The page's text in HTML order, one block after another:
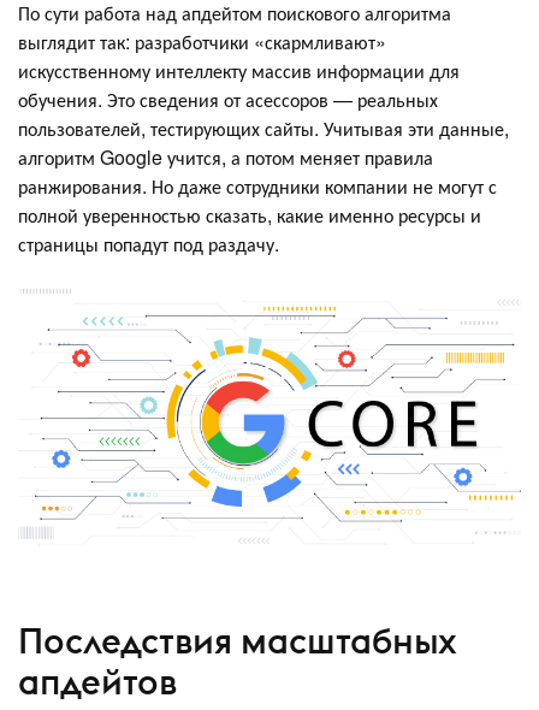
По сути работа над апдейтом поискового алгоритма
выглядит так: разработчики «скармливают»
искусственному интеллекту массив информации для
обучения. Это сведения от асессоров — реальных
пользователей, тестирующих сайты. Учитывая эти данные,
алгоритм Google учится, а потом меняет правила
ранжирования. Но даже сотрудники компании не могут с
полной уверенностью сказать, какие именно ресурсы и
страницы попадут под раздачу.
Последствия масштабных
апдейтов